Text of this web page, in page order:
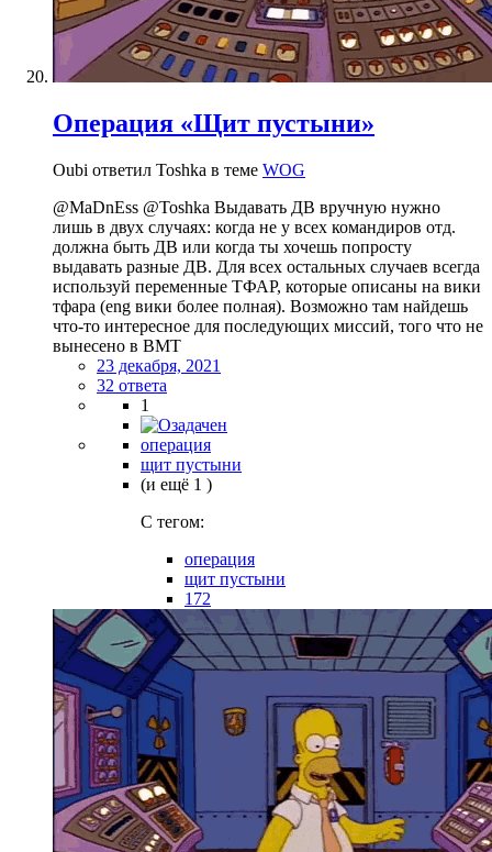
Операция «Щит пустыни»
Oubi ответил Toshka в теме WOG
@MaDnEss @Toshka Выдавать ДВ вручную нужно
лишь в двух случаях: когда не у всех командиров отд.
должна быть ДВ или когда ты хочешь попросту
выдавать разные ДВ. Для всех остальных случаев всегда
используй переменные ТФАР, которые описаны на вики
тфара (eng вики более полная). Возможно там найдешь
что-то интересное для последующих миссий, того что не
вынесено в ВМТ
23 декабря, 2021
32 ответа
1
операция
щит пустыни
(и ещё 1 )
C тегом:
операция
щит пустыни
172